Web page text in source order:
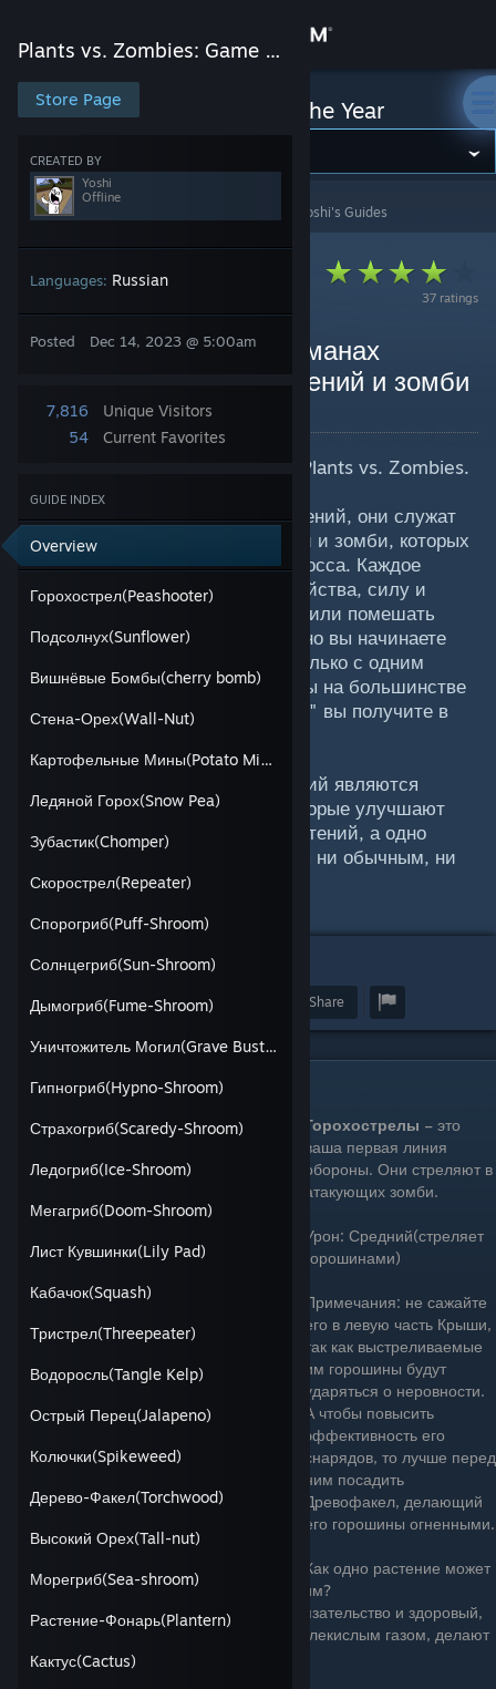
Store
Community
About
Support
Change language
View desktop website
Plants vs. Zombies: Game of the Year
Store Page
CREATED BY
Yoshi
Offline
Languages: Russian
Posted Dec 14, 2023 @ 5:00am
7,816
Unique Visitors
54
Current Favorites
GUIDE INDEX
Overview
Горохострел(Peashooter)
Подсолнух(Sunflower)
Вишнёвые Бомбы(cherry bomb)
Стена-Орех(Wall-Nut)
Картофельные Мины(Potato Mine)
Ледяной Горох(Snow Pea)
Зубастик(Chomper)
Скорострел(Repeater)
Спорогриб(Puff-Shroom)
Солнцегриб(Sun-Shroom)
Дымогриб(Fume-Shroom)
Уничтожитель Могил(Grave Buster)
Гипногриб(Hypno-Shroom)
Страхогриб(Scaredy-Shroom)
Ледогриб(Ice-Shroom)
Мегагриб(Doom-Shroom)
Лист Кувшинки(Lily Pad)
Кабачок(Squash)
Тристрел(Threepeater)
Водоросль(Tangle Kelp)
Острый Перец(Jalapeno)
Колючки(Spikeweed)
Дерево-Факел(Torchwood)
Высокий Орех(Tall-nut)
Морегриб(Sea-shroom)
Растение-Фонарь(Plantern)
Кактус(Cactus)
Plants vs. Zombies: Game of the Year
Plants vs. Zombies: Game of the Year Yoshi's Guides
37 ratings
Plants vs. Zombies: Альманах
садовода – список растений и зомби
By Yoshi
Полный список растений в игре Plants vs. Zombies.
В игре 49 различных видов растений, они служат
вам линией обороны между вами и зомби, которых
в игре всего 26 видов включая босса. Каждое
растение имеет свои особые свойства, силу и
слабости, которые могут помочь или помешать
ему в борьбе с зомби. Изначально вы начинаете
игру в режиме "Приключение" только с одним
видом растений, но после победы на большинстве
уровней в режиме "Приключение" вы получите в
награду новый вид растения.
Кроме того, восемь из 49 растений являются
"улучшенными растениями", которые улучшают
возможности существующих растений, а одно
растение (Имитатор) не является ни обычным, ни
улучшенным растением.
1
Award Share
Горохострел(Peashooter)
Горохострелы – это
ваша первая линия
обороны. Они стреляют в
атакующих зомби.
Урон: Средний(стреляет
горошинами)
Примечания: не сажайте
его в левую часть Крыши,
так как выстреливаемые
им горошины будут
ударяться о неровности.
А чтобы повысить
эффективность его
снарядов, то лучше перед
ним посадить
Древофакел, делающий
его горошины огненными.
Как одно растение может
так быстро выращивать горох и стрелять им?
Горохострел отвечает: “Тяжёлый труд, обязательство и здоровый,
солнечный, сбалансированый завтрак с углекислым газом, делают
это возможным”